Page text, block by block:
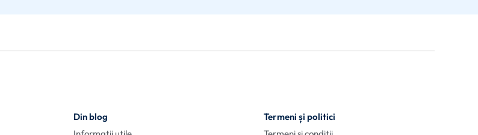
Din blog
Termeni și politici